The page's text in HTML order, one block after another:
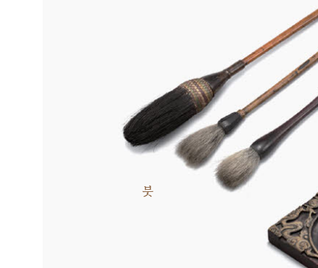
붓